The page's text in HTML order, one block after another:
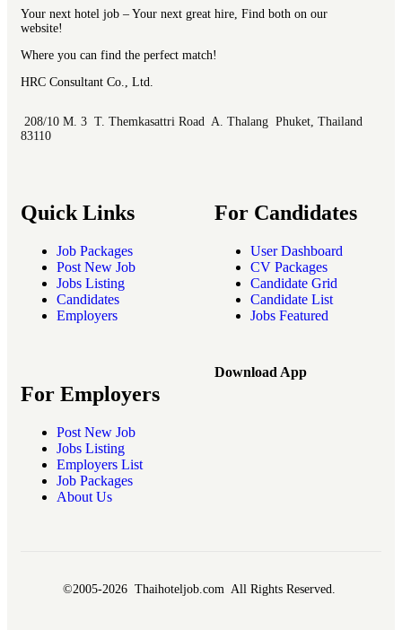
Your next hotel job – Your next great hire, Find both on our
website!
Where you can find the perfect match!
HRC Consultant Co., Ltd.
208/10 M. 3 T. Themkasattri Road A. Thalang Phuket, Thailand
83110
Quick Links
Job Packages
Post New Job
Jobs Listing
Candidates
Employers
For Candidates
User Dashboard
CV Packages
Candidate Grid
Candidate List
Jobs Featured
For Employers
Post New Job
Jobs Listing
Employers List
Job Packages
About Us
Download App
©2005-2026 Thaihoteljob.com All Rights Reserved.